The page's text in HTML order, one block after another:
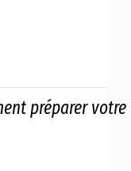
préparer votre